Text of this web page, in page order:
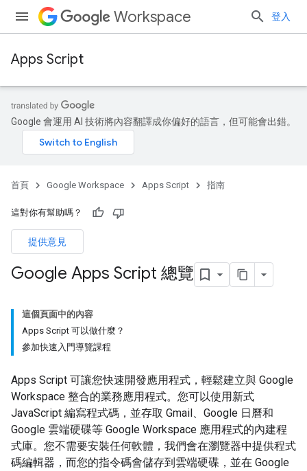
Workspace 登入
Apps Script
Google 會運用 AI 技術將內容翻譯成你偏好的語言，但可能會出錯。
首頁 Google Workspace Apps Script 指南
這對你有幫助嗎？
提供意見
Google Apps Script 總覽
這個頁面中的內容
Apps Script 可以做什麼？
參加快速入門導覽課程
Apps Script 可讓您快速開發應用程式，輕鬆建立與 Google
Workspace 整合的業務應用程式。您可以使用新式
JavaScript 編寫程式碼，並存取 Gmail、Google 日曆和
Google 雲端硬碟等 Google Workspace 應用程式的內建程
式庫。您不需要安裝任何軟體，我們會在瀏覽器中提供程式
碼編輯器，而您的指令碼會儲存到雲端硬碟，並在 Google